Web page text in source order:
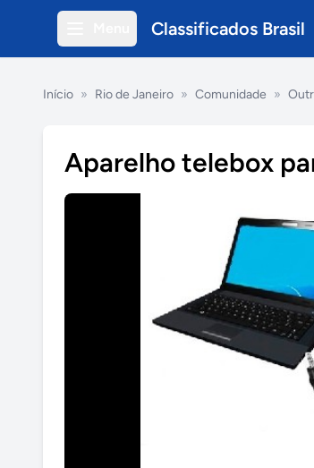
Classificados Brasil
Início » Rio de Janeiro » Comunidade »
Aparelho telebox